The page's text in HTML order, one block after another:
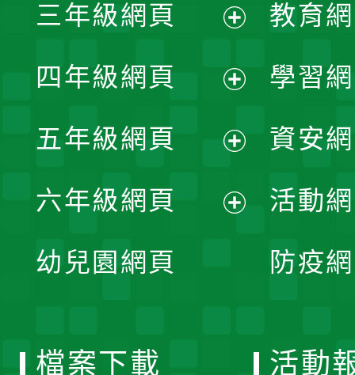
選
單
開
選
單
三年級網頁
開
選
單
四年級網頁
開
選
五年級網頁
開
六年級網頁
幼兒園網頁
教育
學習
資安
活動
防疫
檔案下載 活動